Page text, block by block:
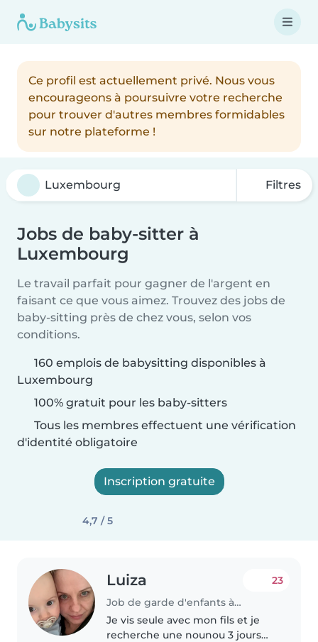
Ce profil est actuellement privé. Nous vous
encourageons à poursuivre votre recherche
pour trouver d'autres membres formidables
sur notre plateforme !
Filtres
Jobs de baby-sitter à
Luxembourg
Le travail parfait pour gagner de l'argent en
faisant ce que vous aimez. Trouvez des jobs de
baby-sitting près de chez vous, selon vos
conditions.
160 emplois de babysitting disponibles à
Luxembourg
100% gratuit pour les baby-sitters
Tous les membres effectuent une vérification
d'identité obligatoire
Inscription gratuite
4,7 / 5
Luiza
Job de garde d'enfants à Luxembourg
23
Je vis seule avec mon fils et je
recherche une nounou 3 jours